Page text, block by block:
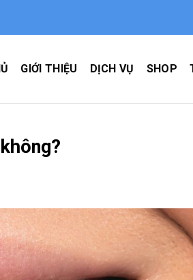
GIỚI THIỆU DỊCH VỤ SHOP